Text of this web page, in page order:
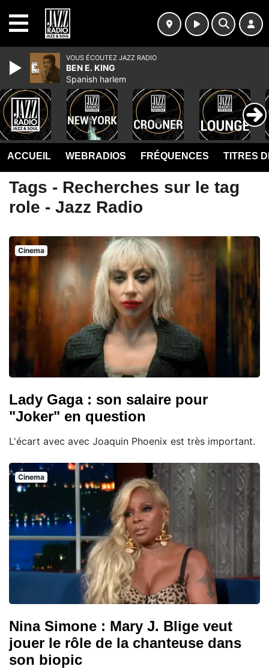
ACCUEIL WEBRADIOS FRÉQUENCES TITRES
Tags - Recherches sur le tag
role - Jazz Radio
Cinema
Lady Gaga : son salaire pour
"Joker" en question
L'écart avec avec Joaquin Phoenix est très important.
Cinema
Nina Simone : Mary J. Blige veut
jouer le rôle de la chanteuse dans
son biopic
VOUS ÉCOUTEZ JAZZ RADIO
BEN E. KING
Spanish harlem